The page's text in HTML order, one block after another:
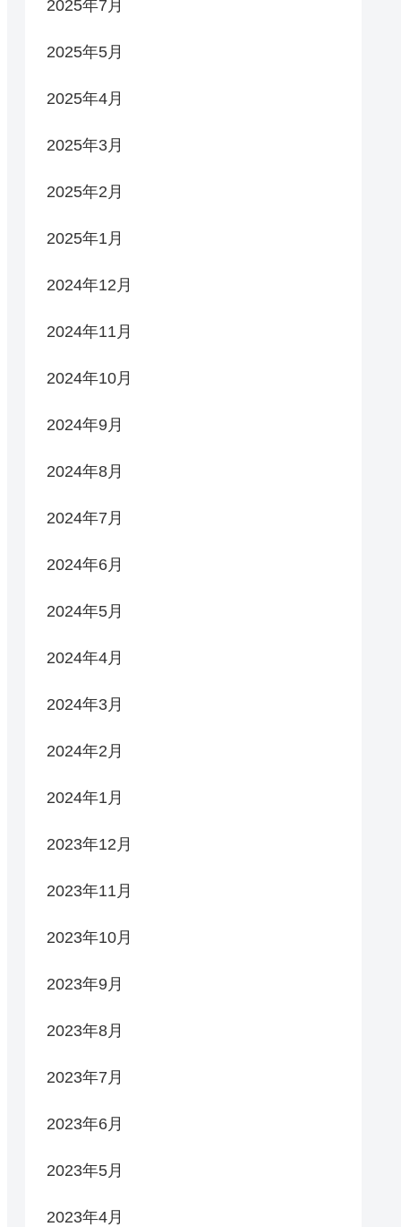
2025年7月
2025年5月
2025年4月
2025年3月
2025年2月
2025年1月
2024年12月
2024年11月
2024年10月
2024年9月
2024年8月
2024年7月
2024年6月
2024年5月
2024年4月
2024年3月
2024年2月
2024年1月
2023年12月
2023年11月
2023年10月
2023年9月
2023年8月
2023年7月
2023年6月
2023年5月
2023年4月